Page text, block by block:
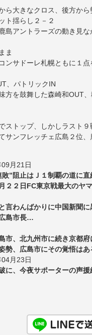
ら大きなクロス、後方か
ト揺らし２－２
島アントラーズの動き見
ま
ンサドーレ札幌ともに１
、パトリックIN
方を鼓舞した森崎和OUT
ストップ、しかしラスト９
サンフレッチェ広島２位
月21日
”阻止はＪ１制覇の道に
２２日FC東京戦最大のヤ
言わんばかりに中国新聞
島市長…
市、北九州市に続き京都
勢、広島市にその覚悟はあ
月23日
に、今夜サポーターの声